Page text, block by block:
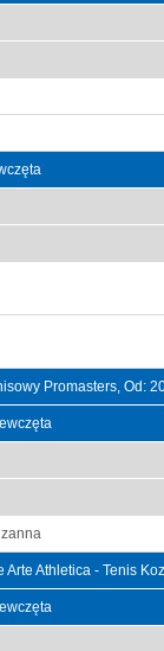
Promasters, Od:
Athletica - Tenis